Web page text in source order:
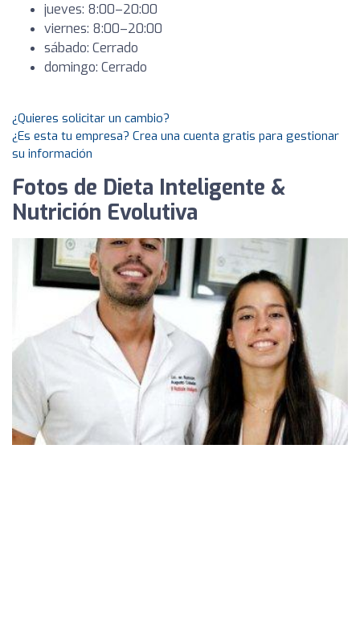
jueves: 8:00–20:00
viernes: 8:00–20:00
sábado: Cerrado
domingo: Cerrado
¿Quieres solicitar un cambio?
¿Es esta tu empresa? Crea una cuenta gratis para gestionar
su información
Fotos de Dieta Inteligente &
Nutrición Evolutiva